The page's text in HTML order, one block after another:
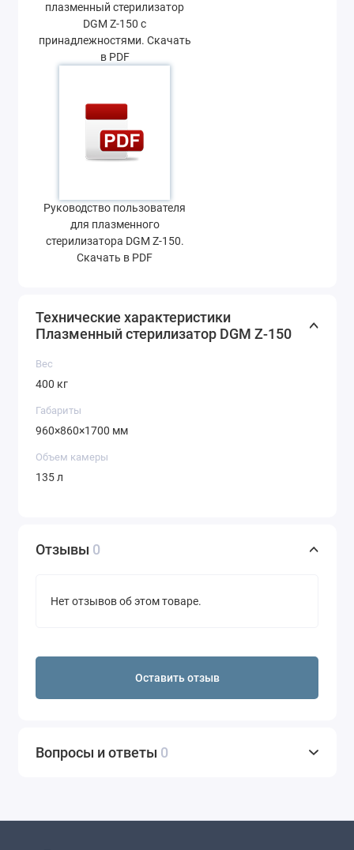
плазменный стерилизатор
DGM Z-150 с
принадлежностями. Скачать
в PDF
Руководство пользователя
для плазменного
стерилизатора DGM Z-150.
Скачать в PDF
Технические характеристики
Плазменный стерилизатор DGM Z-150
Вес
400 кг
Габариты
960×860×1700 мм
Объем камеры
135 л
Отзывы 0
Нет отзывов об этом товаре.
Оставить отзыв
Вопросы и ответы 0